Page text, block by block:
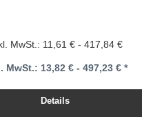
MwSt.: 11,61 € - 417,84 €
MwSt.: 13,82 € - 497,23 € *
Details